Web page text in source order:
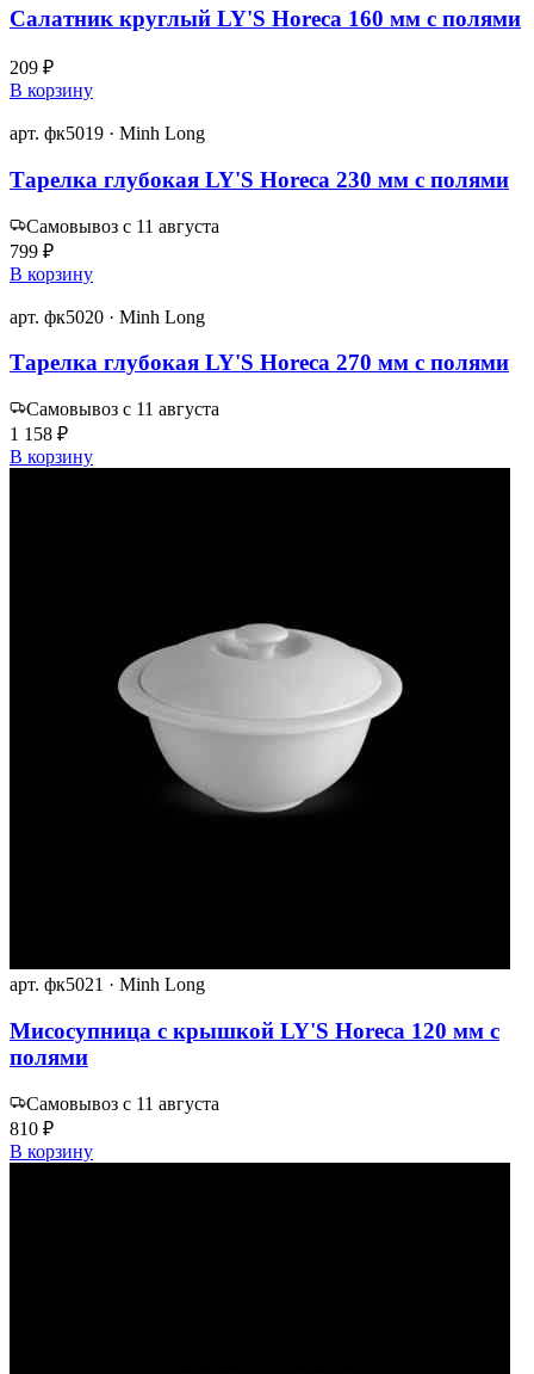
Салатник круглый LY'S Horeca 160 мм с полями
209 ₽
В корзину
арт. фк5019 · Minh Long
Тарелка глубокая LY'S Horeca 230 мм с полями
Самовывоз с 11 августа
799 ₽
В корзину
арт. фк5020 · Minh Long
Тарелка глубокая LY'S Horeca 270 мм с полями
Самовывоз с 11 августа
1 158 ₽
В корзину
арт. фк5021 · Minh Long
Мисосупница с крышкой LY'S Horeca 120 мм с
полями
Самовывоз с 11 августа
810 ₽
В корзину